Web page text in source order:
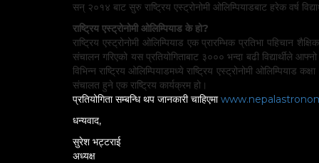
सन् २०१४ बाट सुरु राष्ट्रिय एस्ट्रोनोमी ओलिम्पियाडबाट हरेक वर्ष
राष्ट्रिय एस्ट्रोनोमी ओलिम्पियाड के हो?
राष्ट्रिय एस्ट्रोनोमी ओलिम्पियाड एक प्रारम्भिक प्रतिभा पहिचान
संचालन गरिएको यस प्रतियोगिताबाट ३००० भन्दा बढी विद्यार्थीले
विभिन्न राष्ट्रिय ओलिम्पियाडमध्ये राष्ट्रिय एस्ट्रोनोमी ओलिम्पियाड
संचालत हुने एक राष्ट्रिय कार्यक्रम हो।
प्रतियोगिता सम्बन्धि थप जानकारी चाहिएमा
धन्यवाद,
सुरेश भट्टराई
अध्यक्ष